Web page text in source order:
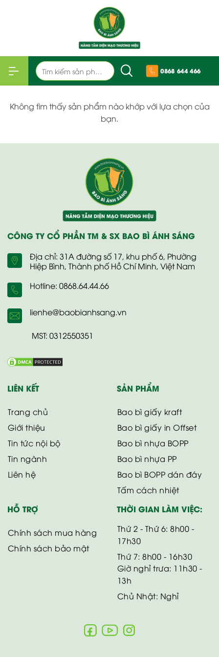
Tìm
kiếm:
0868 644 466
Không tìm thấy sản phẩm nào khớp với lựa chọn của
bạn.
CÔNG TY CỔ PHẦN TM & SX BAO BÌ ÁNH SÁNG
Địa chỉ: 31A đường số 17, khu phố 6, Phường
Hiệp Bình, Thành phố Hồ Chí Minh, Việt Nam
Hotline: 0868.64.44.66
lienhe@baobianhsang.vn
MST: 0312550351
LIÊN KẾT
Trang chủ
Giới thiệu
Tin tức nội bộ
Tin ngành
Liên hệ
SẢN PHẨM
Bao bì giấy kraft
Bao bì giấy in Offset
Bao bì nhựa BOPP
Bao bì nhựa PP
Bao bì BOPP dán đáy
Tấm cách nhiệt
HỖ TRỢ
Chính sách mua hàng
Chính sách bảo mật
THỜI GIAN LÀM VIỆC:
Thứ 2 - Thứ 6: 8h00 -
17h30
Thứ 7: 8h00 - 16h30
Giờ nghỉ trưa: 11h30 -
13h
Chủ Nhật: Nghỉ